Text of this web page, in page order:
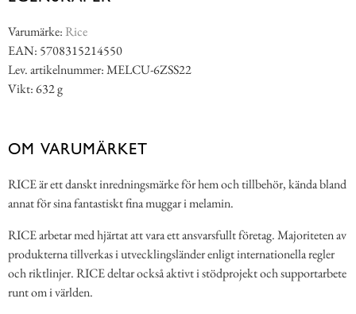
Varumärke: Rice
EAN: 5708315214550
Lev. artikelnummer: MELCU-6ZSS22
Vikt: 632 g
OM VARUMÄRKET
RICE är ett danskt inredningsmärke för hem och tillbehör, kända bland
annat för sina fantastiskt fina muggar i melamin.
RICE arbetar med hjärtat att vara ett ansvarsfullt företag. Majoriteten av
produkterna tillverkas i utvecklingsländer enligt internationella regler
och riktlinjer. RICE deltar också aktivt i stödprojekt och supportarbete
runt om i världen.